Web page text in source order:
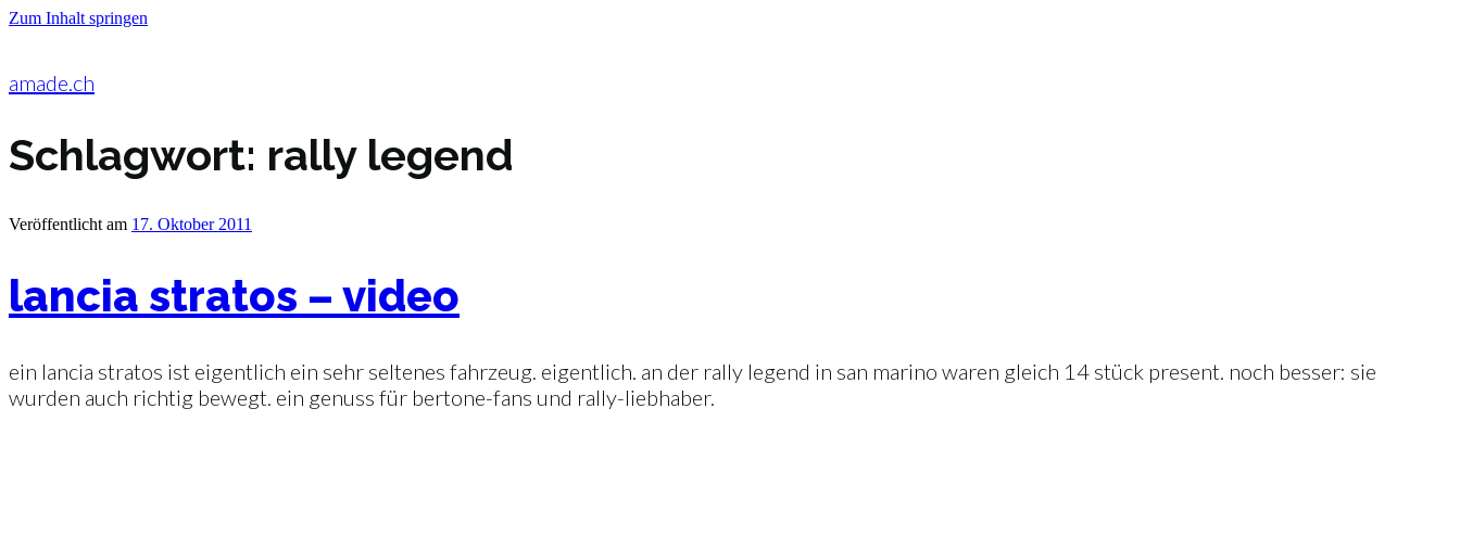
Zum Inhalt springen
amade.ch
Schlagwort: rally legend
Veröffentlicht am 17. Oktober 2011
lancia stratos – video
ein lancia stratos ist eigentlich ein sehr seltenes fahrzeug. eigentlich. an der rally legend in san marino waren gleich 14 stück present. noch besser: sie
wurden auch richtig bewegt. ein genuss für bertone-fans und rally-liebhaber.